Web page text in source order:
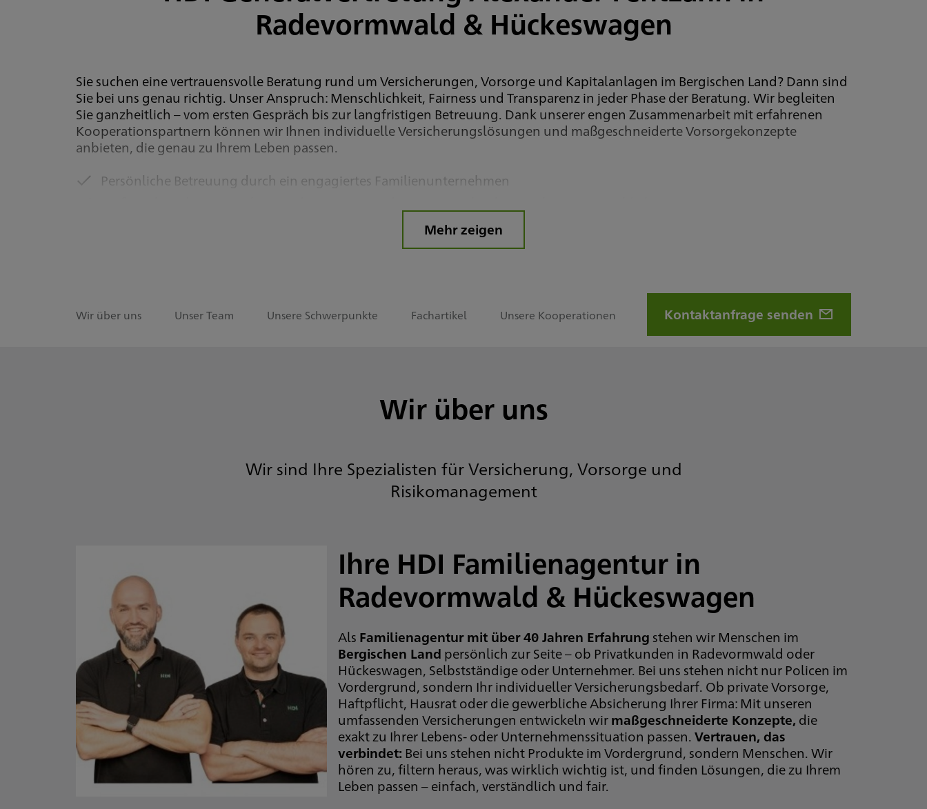
Radevormwald & Hückeswagen
Sie suchen eine vertrauensvolle Beratung rund um Versicherungen, Vorsorge und Kapitalanlagen im Bergischen Land? Dann sind
Sie bei uns genau richtig. Unser Anspruch: Menschlichkeit, Fairness und Transparenz in jeder Phase der Beratung. Wir begleiten
Sie ganzheitlich – vom ersten Gespräch bis zur langfristigen Betreuung. Dank unserer engen Zusammenarbeit mit erfahrenen
Kooperationspartnern können wir Ihnen individuelle Versicherungslösungen und maßgeschneiderte Vorsorgekonzepte
anbieten, die genau zu Ihrem Leben passen.
Persönliche Betreuung durch ein engagiertes Familienunternehmen
Experten für Versicherungen in Radevormwald und Hückeswagen
Mehr zeigen
Wir über uns Unser Team Unsere Schwerpunkte Fachartikel Unsere Kooperationen Kontaktanfrage senden
Wir über uns
Wir sind Ihre Spezialisten für Versicherung, Vorsorge und
Risikomanagement
Ihre HDI Familienagentur in
Radevormwald & Hückeswagen
Als Familienagentur mit über 40 Jahren Erfahrung stehen wir Menschen im
Bergischen Land persönlich zur Seite – ob Privatkunden in Radevormwald oder
Hückeswagen, Selbstständige oder Unternehmer. Bei uns stehen nicht nur Policen im
Vordergrund, sondern Ihr individueller Versicherungsbedarf. Ob private Vorsorge,
Haftpflicht, Hausrat oder die gewerbliche Absicherung Ihrer Firma: Mit unseren
umfassenden Versicherungen entwickeln wirmaßgeschneiderte Konzepte, die
exakt zu Ihrer Lebens- oder Unternehmenssituation passen. Vertrauen, das
verbindet: Bei uns stehen nicht Produkte im Vordergrund, sondern Menschen. Wir
hören zu, filtern heraus, was wirklich wichtig ist, und finden Lösungen, die zu Ihrem
Leben passen – einfach, verständlich und fair.